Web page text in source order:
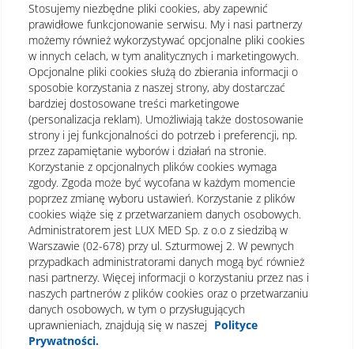
Polityka prywatności Notka prawna
Dane osobowe Mapa strony
Oświadczenie o dostępności
Stosujemy niezbędne pliki cookies, aby zapewnić
prawidłowe funkcjonowanie serwisu. My i nasi partnerzy
możemy również wykorzystywać opcjonalne pliki cookies
w innych celach, w tym analitycznych i marketingowych.
Opcjonalne pliki cookies służą do zbierania informacji o
sposobie korzystania z naszej strony, aby dostarczać
bardziej dostosowane treści marketingowe
(personalizacja reklam). Umożliwiają także dostosowanie
strony i jej funkcjonalności do potrzeb i preferencji, np.
przez zapamiętanie wyborów i działań na stronie.
Korzystanie z opcjonalnych plików cookies wymaga
zgody. Zgoda może być wycofana w każdym momencie
poprzez zmianę wyboru ustawień. Korzystanie z plików
cookies wiąże się z przetwarzaniem danych osobowych.
Administratorem jest LUX MED Sp. z o.o z siedzibą w
Warszawie (02-678) przy ul. Szturmowej 2. W pewnych
przypadkach administratorami danych mogą być również
nasi partnerzy. Więcej informacji o korzystaniu przez nas i
naszych partnerów z plików cookies oraz o przetwarzaniu
danych osobowych, w tym o przysługujących
uprawnieniach, znajdują się w naszej Polityce
Prywatności.